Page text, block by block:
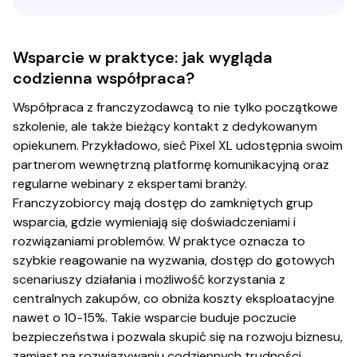
Wsparcie w praktyce: jak wygląda
codzienna współpraca?
Współpraca z franczyzodawcą to nie tylko początkowe
szkolenie, ale także bieżący kontakt z dedykowanym
opiekunem. Przykładowo, sieć Pixel XL udostępnia swoim
partnerom wewnętrzną platformę komunikacyjną oraz
regularne webinary z ekspertami branży.
Franczyzobiorcy mają dostęp do zamkniętych grup
wsparcia, gdzie wymieniają się doświadczeniami i
rozwiązaniami problemów. W praktyce oznacza to
szybkie reagowanie na wyzwania, dostęp do gotowych
scenariuszy działania i możliwość korzystania z
centralnych zakupów, co obniża koszty eksploatacyjne
nawet o 10-15%. Takie wsparcie buduje poczucie
bezpieczeństwa i pozwala skupić się na rozwoju biznesu,